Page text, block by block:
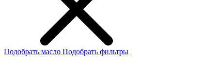
Подобрать масло Подобрать фильтры